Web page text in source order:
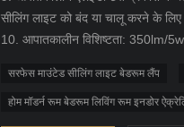
सीलिंग लाइट को बंद या चालू करने के
10. आपातकालीन विशिष्टता: 350lm/5w
सरफेस माउंटेड सीलिंग लाइट बेडरूम लैंप
होम मॉडर्न रूम बेडरूम लिविंग रूम इनडोर